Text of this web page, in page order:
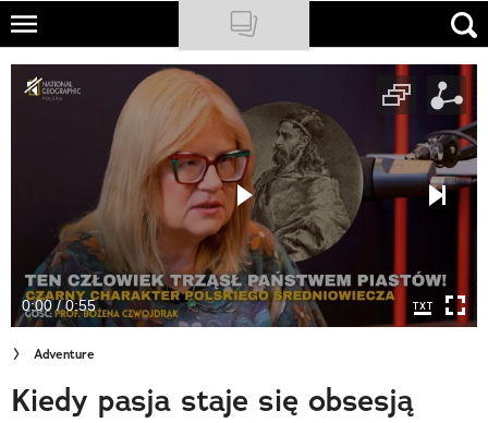
Skip
main
NATIONAL GEOGRAPHIC
Newsletter
Cuda Polski
Wielki Konkurs Fotograficzny
Trendbook Podróżniczy
0:00 / 0:55
Adventure
Kiedy pasja staje się obsesją